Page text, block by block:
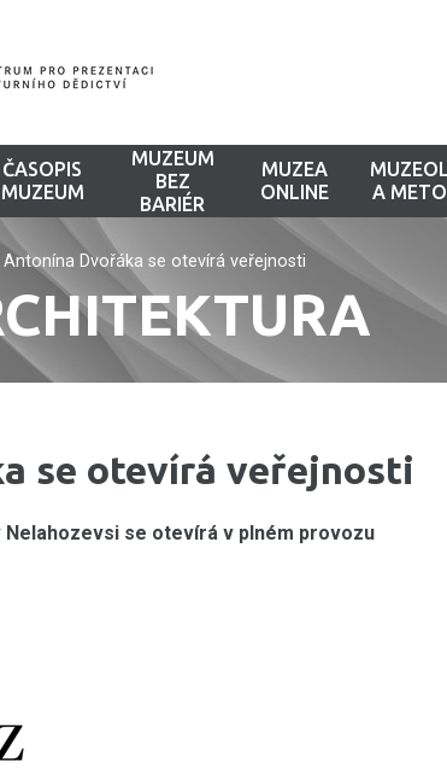
ČASOPIS
MUZEUM
MUZEUM
BEZ
BARIÉR
MUZEA
ONLINE
A
Antonína Dvořáka se otevírá veřejnosti
se otevírá veřejnosti
se otevírá v plném provozu